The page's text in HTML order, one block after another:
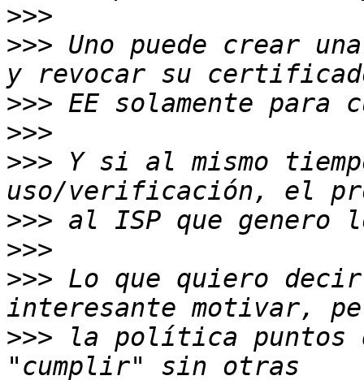
>>>
>>> Uno puede crear
>>>
>>>
>>> Y si al mismo
>>>
>>>
>>> Lo que quiero
>>> la política puntos